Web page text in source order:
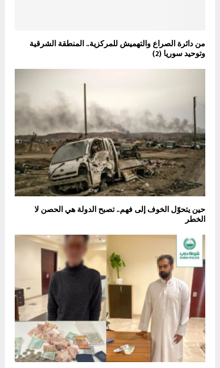
من دائرة الصراع والتهميش للمركزية.. المنطقة الشرقية
وتوحيد سوريا (2)
حين يتحوّل الخوف إلى فهم.. تصبح الدولة هي الحصن لا
الخطر